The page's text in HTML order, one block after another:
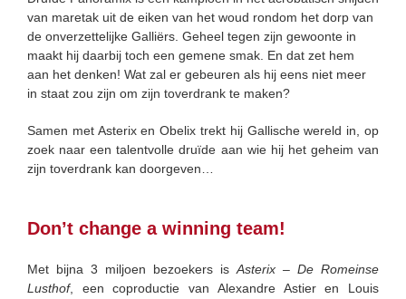
van maretak uit de eiken van het woud rondom het dorp van
de onverzettelijke Galliërs. Geheel tegen zijn gewoonte in
maakt hij daarbij toch een gemene smak. En dat zet hem
aan het denken! Wat zal er gebeuren als hij eens niet meer
in staat zou zijn om zijn toverdrank te maken?
Samen met Asterix en Obelix trekt hij Gallische wereld in, op
zoek naar een talentvolle druïde aan wie hij het geheim van
zijn toverdrank kan doorgeven…
Don’t change a winning team!
Met bijna 3 miljoen bezoekers is Asterix – De Romeinse
Lusthof, een coproductie van Alexandre Astier en Louis